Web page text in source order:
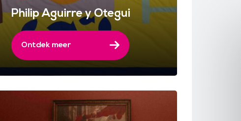
Philip Aguirre y Otegui
Ontdek meer